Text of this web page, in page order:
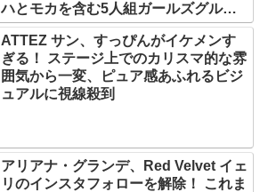
ハとモカを含む5人組ガールズグルー
プ！ デビュー曲「Magnetic」がいき
なりの大ヒット
ATTEZ サン、すっぴんがイケメンす
ぎる！ ステージ上でのカリスマ的な雰
囲気から一変、ピュア感あふれるビジ
ュアルに視線殺到
アリアナ・グランデ、Red Velvet イェ
リのインスタフォローを解除！ これま